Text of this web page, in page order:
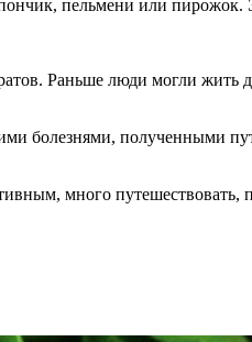
пельмени или пирожок.
Раньше люди могли жить
болезнями, полученными
много путешествовать,